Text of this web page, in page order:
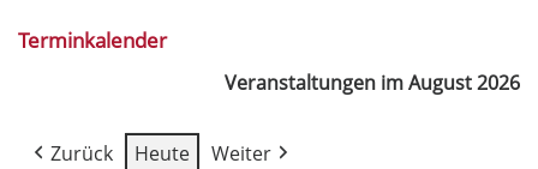
Terminkalender
Veranstaltungen im August 2026
Zurück Heute
Weiter